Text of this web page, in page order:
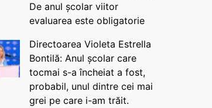
De anul școlar viitor
evaluarea este obligatorie
Directoarea Violeta Estrella
Bontilă: Anul școlar care
tocmai s-a încheiat a fost,
probabil, unul dintre cei mai
grei pe care i-am trăit.